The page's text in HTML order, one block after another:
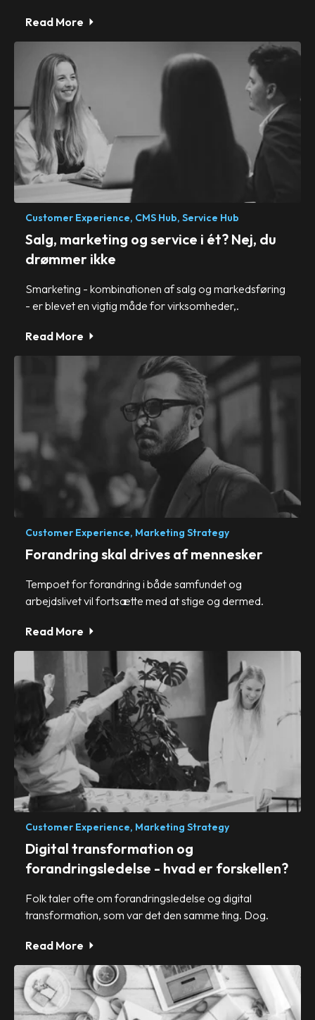
Read More
Customer Experience, CMS Hub, Service Hub
Salg, marketing og service i ét? Nej, du
drømmer ikke
Smarketing - kombinationen af salg og markedsføring
- er blevet en vigtig måde for virksomheder,.
Read More
Customer Experience, Marketing Strategy
Forandring skal drives af mennesker
Tempoet for forandring i både samfundet og
arbejdslivet vil fortsætte med at stige og dermed.
Read More
Customer Experience, Marketing Strategy
Digital transformation og
forandringsledelse - hvad er forskellen?
Folk taler ofte om forandringsledelse og digital
transformation, som var det den samme ting. Dog.
Read More